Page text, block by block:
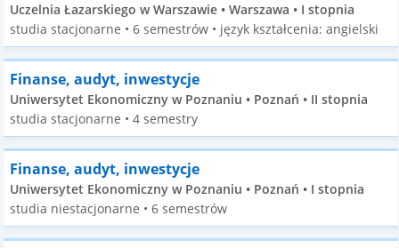
Uczelnia Łazarskiego w Warszawie • Warszawa • I stopnia
studia stacjonarne • 6 semestrów • język kształcenia: angielski
Finanse, audyt, inwestycje
Uniwersytet Ekonomiczny w Poznaniu • Poznań • II stopnia
studia stacjonarne • 4 semestry
Finanse, audyt, inwestycje
Uniwersytet Ekonomiczny w Poznaniu • Poznań • I stopnia
studia niestacjonarne • 6 semestrów